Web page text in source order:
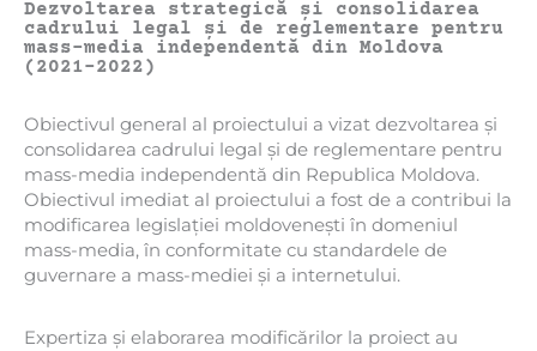
Dezvoltarea strategică și consolidarea
cadrului legal și de reglementare pentru
mass-media independentă din Moldova
(2021-2022)
Obiectivul general al proiectului a vizat dezvoltarea și
consolidarea cadrului legal și de reglementare pentru
mass-media independentă din Republica Moldova.
Obiectivul imediat al proiectului a fost de a contribui la
modificarea legislației moldovenești în domeniul
mass-media, în conformitate cu standardele de
guvernare a mass-mediei și a internetului.
Expertiza și elaborarea modificărilor la proiect au